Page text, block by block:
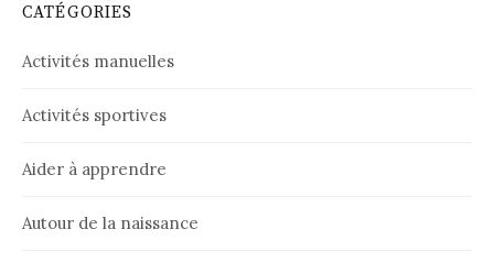
CATÉGORIES
Activités manuelles
Activités sportives
Aider à apprendre
Autour de la naissance